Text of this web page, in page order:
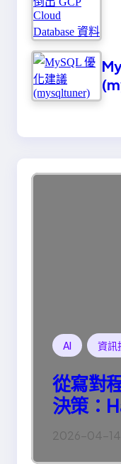
AI 資訊
從寫對
決策：
2026-04-14